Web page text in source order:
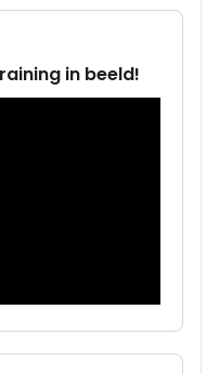
in beeld!